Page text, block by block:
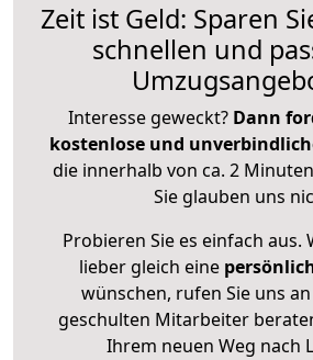
Zeit ist Geld: Sparen
schnellen und
Interesse geweckt? Dann
kostenlose und
die innerhalb von ca. 2
Sie glauben uns
Probieren Sie es einfach aus.
lieber gleich eine
wünschen, rufen Sie uns
geschulten Mitarbeiter
Ihrem neuen Weg nach